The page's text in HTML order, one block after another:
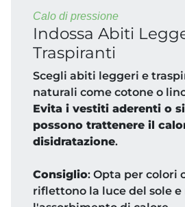
Calo di pressione
Indossa Abiti
Traspiranti
Scegli abiti leggeri e
naturali come cotone o
Evita i vestiti aderenti o
possono trattenere il
disidratazione.
Consiglio: Opta per colori
riflettono la luce del sole